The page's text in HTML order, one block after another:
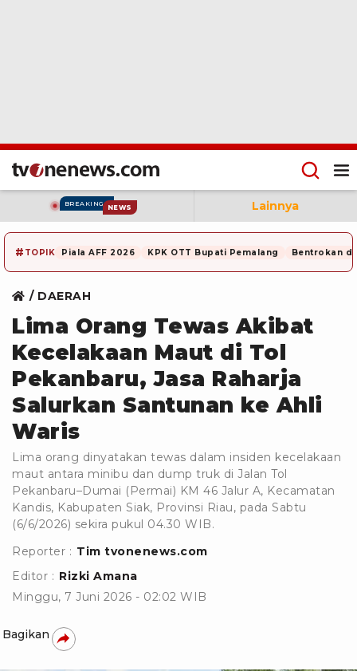
BREAKING NEWS Lainnya
# TOPIK Piala AFF 2026 KPK OTT Bupati Pemalang Bentrokan di
DAERAH
Lima Orang Tewas Akibat
Kecelakaan Maut di Tol
Pekanbaru, Jasa Raharja
Salurkan Santunan ke Ahli
Waris
Lima orang dinyatakan tewas dalam insiden kecelakaan
maut antara minibu dan dump truk di Jalan Tol
Pekanbaru–Dumai (Permai) KM 46 Jalur A, Kecamatan
Kandis, Kabupaten Siak, Provinsi Riau, pada Sabtu
(6/6/2026) sekira pukul 04.30 WIB.
Reporter : Tim tvonenews.com
Editor : Rizki Amana
Minggu, 7 Juni 2026 - 02:02 WIB
Bagikan